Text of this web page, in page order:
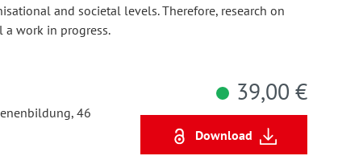
and societal levels. Therefore, research on
work in progress.
46
39,00 €
Download